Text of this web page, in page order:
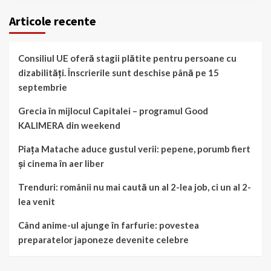
Articole recente
Consiliul UE oferă stagii plătite pentru persoane cu
dizabilități. Înscrierile sunt deschise până pe 15
septembrie
Grecia în mijlocul Capitalei – programul Good
KALIMERA din weekend
Piața Matache aduce gustul verii: pepene, porumb fiert
și cinema în aer liber
Trenduri: românii nu mai caută un al 2-lea job, ci un al 2-
lea venit
Când anime-ul ajunge în farfurie: povestea
preparatelor japoneze devenite celebre